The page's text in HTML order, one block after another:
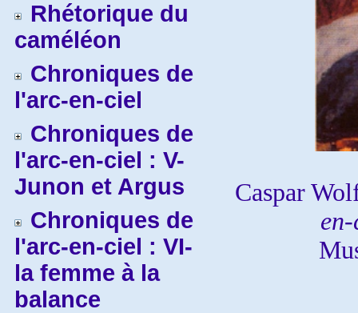
Rhétorique du
caméléon
Chroniques de
l'arc-en-ciel
Chroniques de
l'arc-en-ciel : V-
Junon et Argus
Chroniques de
l'arc-en-ciel : VI-
la femme à la
balance
Caspar